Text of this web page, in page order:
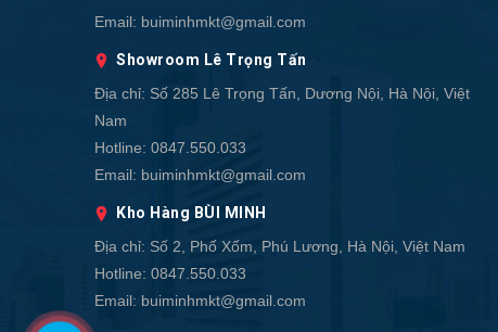
Email: buiminhmkt@gmail.com
Showroom Lê Trọng Tấn
Địa chỉ: Số 285 Lê Trọng Tấn, Dương Nội, Hà Nội, Việt
Nam
Hotline: 0847.550.033
Email: buiminhmkt@gmail.com
Kho Hàng BÙI MINH
Địa chỉ: Số 2, Phố Xốm, Phú Lương, Hà Nội, Việt Nam
Hotline: 0847.550.033
Email: buiminhmkt@gmail.com